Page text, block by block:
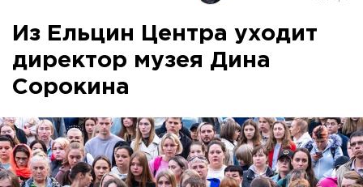
Из Ельцин Центра уходит
директор музея Дина
Сорокина